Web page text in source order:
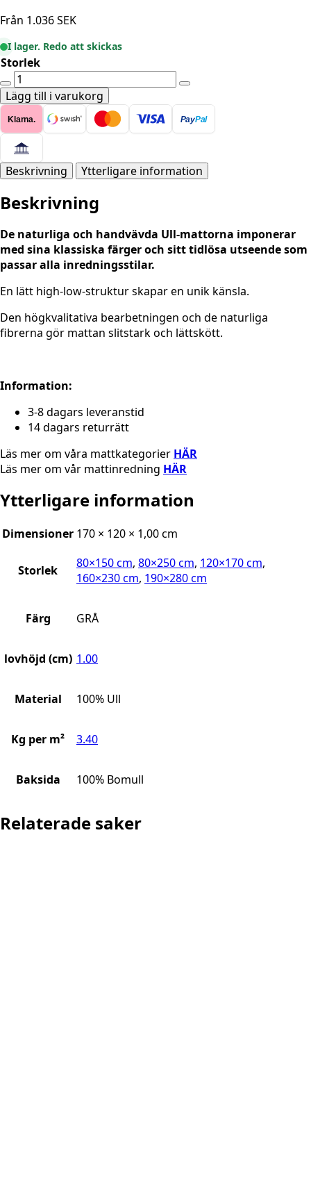
Från 1.036SEK
I lager. Redo att skickas
Storlek
Villeroy
&
Boch
1906
Ull
Wilhelmine
Grå
Lägg till i varukorg
Klarna. PayPal
Beskrivning Ytterligare information
Beskrivning
De naturliga och handvävda Ull-mattorna imponerar
med sina klassiska färger och sitt tidlösa utseende som
passar alla inredningsstilar.
En lätt high-low-struktur skapar en unik känsla.
Den högkvalitativa bearbetningen och de naturliga
fibrerna gör mattan slitstark och lättskött.
Information:
3-8 dagars leveranstid
14 dagars returrätt
Läs mer om våra mattkategorier HÄR
Läs mer om vår mattinredning HÄR
Ytterligare information
Dimensioner 170 × 120 × 1,00 cm
Storlek 80×150 cm, 80×250 cm, 120×170 cm,
160×230 cm, 190×280 cm
Färg GRÅ
lovhöjd (cm) 1.00
Material 100% Ull
Kg per m² 3.40
Baksida 100% Bomull
Relaterade saker